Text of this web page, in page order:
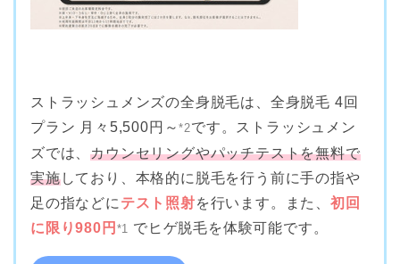
ストラッシュメンズの全身脱毛は、全身脱毛 4回
プラン 月々5,500円～*2です。ストラッシュメン
ズでは、カウンセリングやパッチテストを無料で
実施しており、本格的に脱毛を行う前に手の指や
足の指などに テスト照射を行います。また、初回
に限り980円 *1 でヒゲ脱毛を体験可能です。